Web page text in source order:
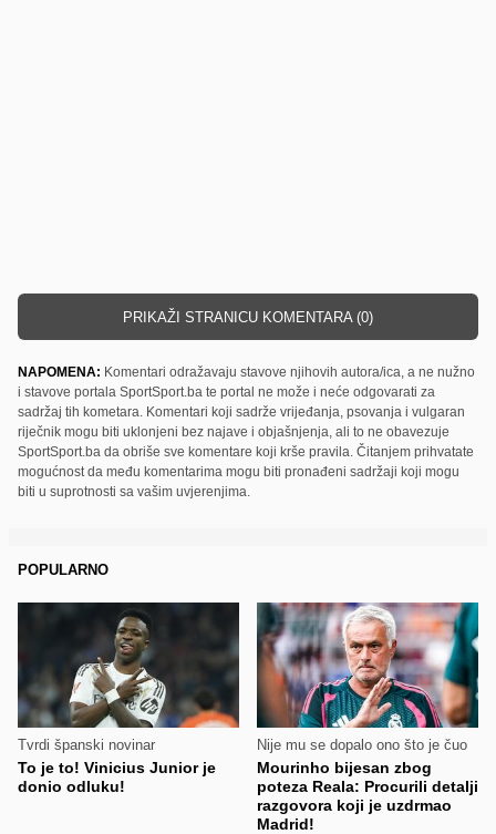
PRIKAŽI STRANICU KOMENTARA (0)
NAPOMENA: Komentari odražavaju stavove njihovih autora/ica, a ne nužno
i stavove portala SportSport.ba te portal ne može i neće odgovarati za
sadržaj tih kometara. Komentari koji sadrže vrijeđanja, psovanja i vulgaran
riječnik mogu biti uklonjeni bez najave i objašnjenja, ali to ne obavezuje
SportSport.ba da obriše sve komentare koji krše pravila. Čitanjem prihvatate
mogućnost da među komentarima mogu biti pronađeni sadržaji koji mogu
biti u suprotnosti sa vašim uvjerenjima.
POPULARNO
Tvrdi španski novinar
To je to! Vinicius Junior je
donio odluku!
Nije mu se dopalo ono što je čuo
Mourinho bijesan zbog
poteza Reala: Procurili detalji
razgovora koji je uzdrmao
Madrid!